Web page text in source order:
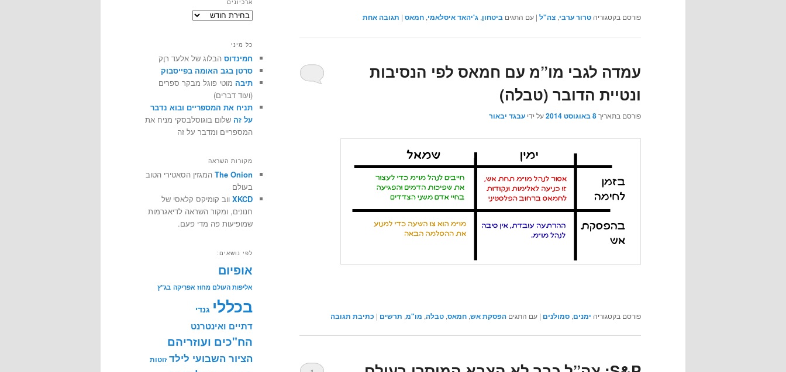
פורסם בקטגוריה טרור ערבי, צה"ל | עם התגים ביטחון, ג'יהאד איסלאמי, חמאס | תגובהאחת
עמדה לגבי מו”מ עם חמאס לפי הנסיבות
ונטיית הדובר (טבלה)
פורסם בתאריך8 באוגוסט 2014 על ידי עבגד יבאור
פורסם בקטגוריה ימנים, סמולנים | עם התגים הפסקת אש, חמאס, טבלה, מו"מ, תרשים | כתיבת תגובה
ארכיונים
ארכיונים
כל מיני
חמינדוס הבלוג של אלעד רוֶק
סרטן בגב האומה בפייסבוק
תיבה מוטי פוגל מבקר ספרים
(ועוד דברים)
תניח את המספריים ובוא נדבר
על זה שלום בוגוסלבסקי מניח את
המספריים ומדבר על זה
מקורות השראה
The Onion המגזין הסאטירי הטוב
בעולם
XKCD ווב קומיקס קלאסי של
חנונים, ומקור השראה לדיאגרמות
שמופיעות פה מדי פעם.
לפי נושאים:
אופיום
אליפות העולם מחוז אפריקה בג"ץ
בכללי גנדי
דתיים ואינטרנט
הח"כים ועוזריהם
הציור השבועי לילד זוטות